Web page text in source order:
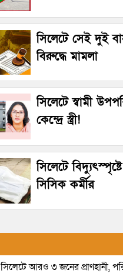
সিলেটে সেই দুই
বিরুদ্ধে মামলা
সিলেটে স্বামী
কেন্দ্রে স্ত্রী!
সিলেটে
সিসিক কর্মীর
সিলেটে আরও ৩ জনের প্রাণহানী,